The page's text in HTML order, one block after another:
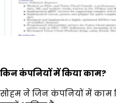
किन कंपनियों में किया काम?
सोहम ने जिन कंपनियों में काम